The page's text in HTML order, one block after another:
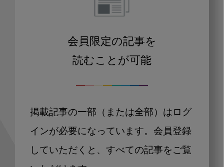
会員限定の記事を
読むことが可能
掲載記事の一部（または全部）はログ
インが必要になっています。会員登録
していただくと、すべての記事をご覧